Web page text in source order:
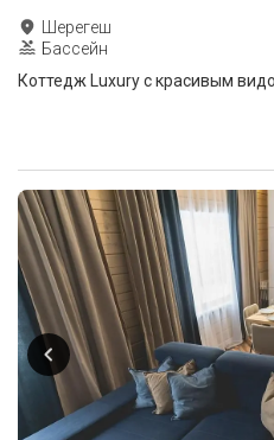
Шерегеш
Бассейн
Коттедж Luxury с красивым